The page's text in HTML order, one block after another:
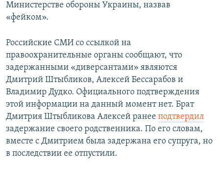
Министерстве обороны Украины, назвав
«фейком».
Российские СМИ со ссылкой на
правоохранительные органы сообщают, что
задержанными «диверсантами» являются
Дмитрий Штыбликов, Алексей Бессарабов и
Владимир Дудко. Официального подтверждения
этой информации на данный момент нет. Брат
Дмитрия Штыбликова Алексей ранее подтвердил
задержание своего родственника. По его словам,
вместе с Дмитрием была задержана его супруга, но
в последствии ее отпустили.